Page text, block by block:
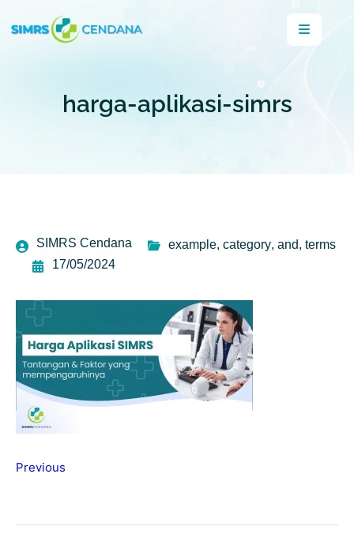
harga-aplikasi-simrs
SIMRS Cendana example, category, and, terms
17/05/2024
Previous